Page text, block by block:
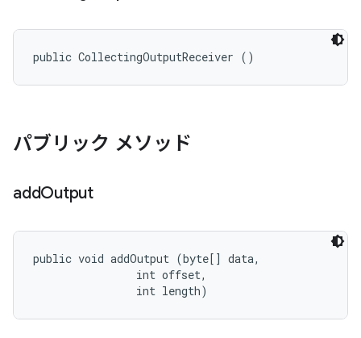
public CollectingOutputReceiver ()
パブリック メソッド
addOutput
public void addOutput (byte[] data,
                int offset,
                int length)